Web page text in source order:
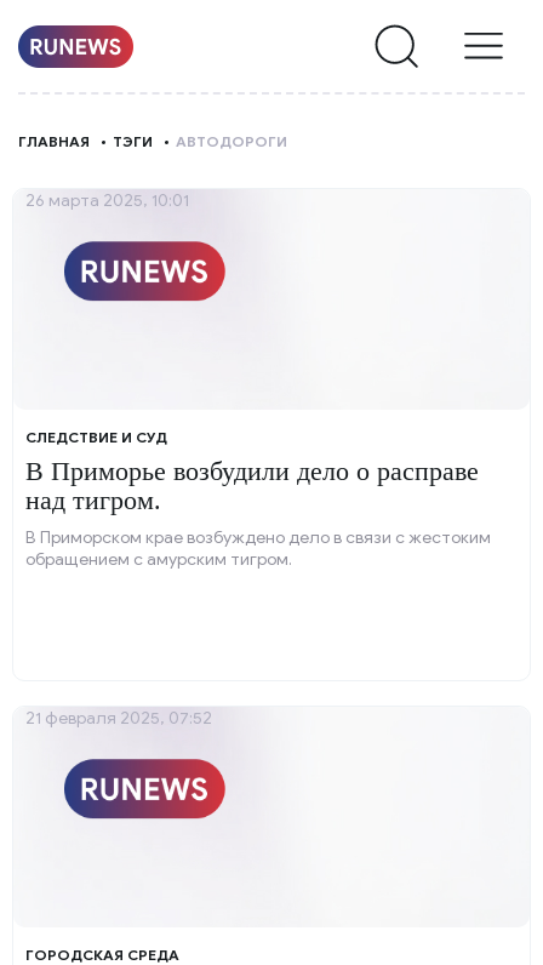
ГЛАВНАЯ ТЭГИ АВТОДОРОГИ
СЛЕДСТВИЕ И СУД
В Приморье возбудили дело о расправе
над тигром.
В Приморском крае возбуждено дело в связи с жестоким
обращением с амурским тигром.
26 марта 2025, 10:01
ГОРОДСКАЯ СРЕДА
21 февраля 2025, 07:52